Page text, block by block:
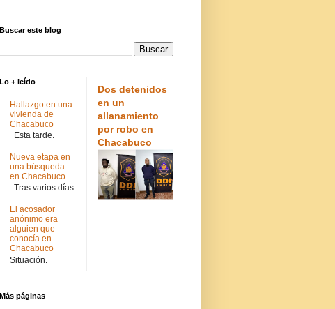
Buscar este blog
Lo + leído
Hallazgo en una
vivienda de
Chacabuco
Esta tarde.
Nueva etapa en
una búsqueda
en Chacabuco
Tras varios días.
El acosador
anónimo era
alguien que
conocía en
Chacabuco
Situación.
Dos detenidos
en un
allanamiento
por robo en
Chacabuco
Más páginas